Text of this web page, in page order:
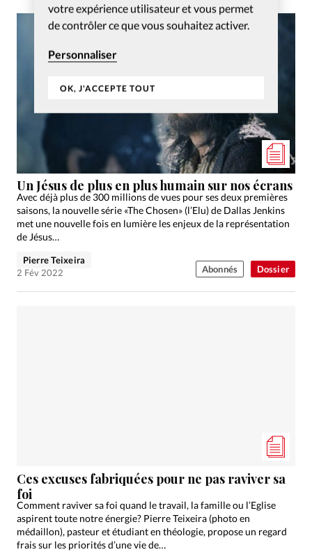
votre expérience utilisateur et vous permet
de contrôler ce que vous souhaitez activer.
Personnaliser
OK, J'ACCEPTE TOUT
Dossier
Un Jésus de plus en plus humain sur nos écrans
Avec déjà plus de 300 millions de vues pour ses deux premières
saisons, la nouvelle série «The Chosen» (l’Elu) de Dallas Jenkins
met une nouvelle fois en lumière les enjeux de la représentation
de Jésus…
Pierre Teixeira
2 Fév 2022
Abonnés
Ces excuses fabriquées pour ne pas raviver sa
foi
Comment raviver sa foi quand le travail, la famille ou l’Eglise
aspirent toute notre énergie? Pierre Teixeira (photo en
médaillon), pasteur et étudiant en théologie, propose un regard
frais sur les priorités d’une vie de…